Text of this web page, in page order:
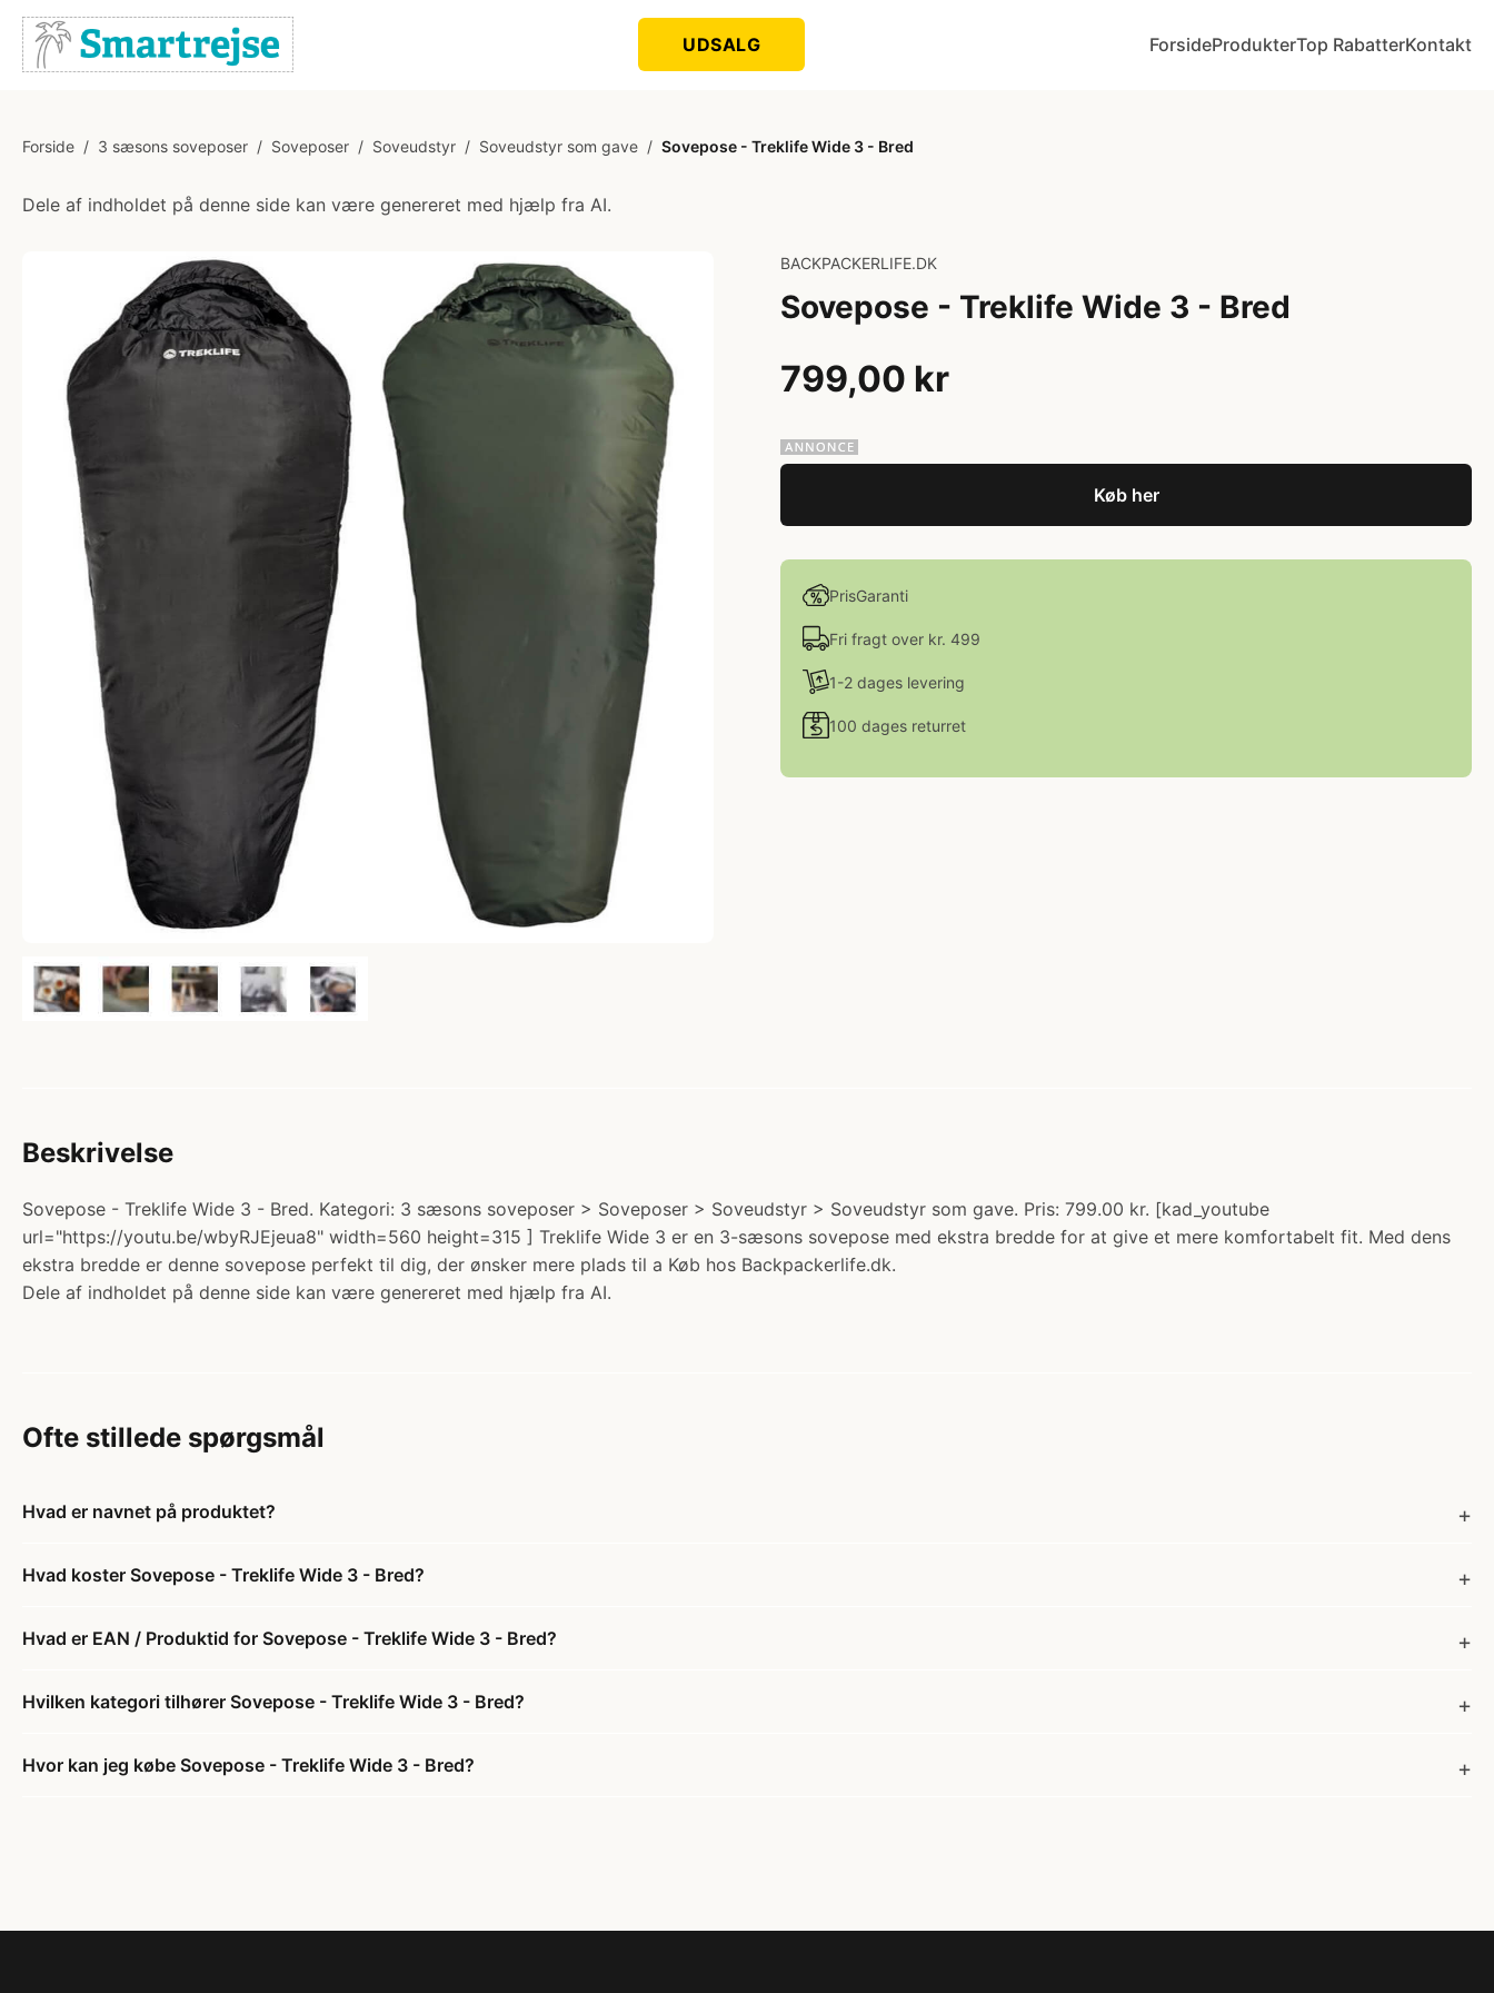
UDSALG ForsideProdukterTop RabatterKontakt
Forside / 3 sæsons soveposer / Soveposer / Soveudstyr / Soveudstyr som gave / Sovepose - Treklife Wide 3 - Bred
Dele af indholdet på denne side kan være genereret med hjælp fra AI.
BACKPACKERLIFE.DK
Sovepose - Treklife Wide 3 - Bred
799,00 kr
Køb her
PrisGaranti
Fri fragt over kr. 499
1-2 dages levering
100 dages returret
Beskrivelse
Sovepose - Treklife Wide 3 - Bred. Kategori: 3 sæsons soveposer > Soveposer > Soveudstyr > Soveudstyr som gave. Pris: 799.00 kr. [kad_youtube
url="https://youtu.be/wbyRJEjeua8" width=560 height=315 ] Treklife Wide 3 er en 3-sæsons sovepose med ekstra bredde for at give et mere komfortabelt fit. Med dens
ekstra bredde er denne sovepose perfekt til dig, der ønsker mere plads til a Køb hos Backpackerlife.dk.
Dele af indholdet på denne side kan være genereret med hjælp fra AI.
Ofte stillede spørgsmål
Hvad er navnet på produktet?
Hvad koster Sovepose - Treklife Wide 3 - Bred?
Hvad er EAN / Produktid for Sovepose - Treklife Wide 3 - Bred?
Hvilken kategori tilhører Sovepose - Treklife Wide 3 - Bred?
Hvor kan jeg købe Sovepose - Treklife Wide 3 - Bred?